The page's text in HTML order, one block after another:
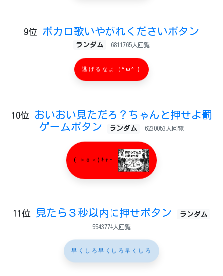
9位 ボカロ歌いやがれくださいボタン
ランダム 6811765人回覧
逃げるなよ（^ω^ )
10位
おいおい見ただろ？ちゃんと押せよ罰
ゲームボタン
ランダム 6230053人回覧
( ＞o＜)ｷｬｰ
11位 見たら３秒以内に押せボタン ランダム
5543774人回覧
早くしろ早くしろ早くしろ